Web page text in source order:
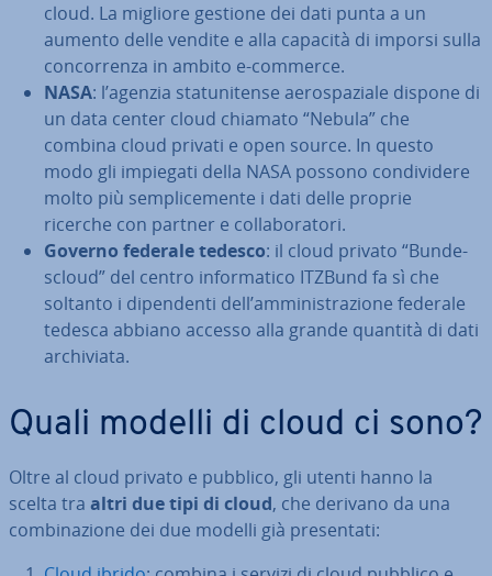
cloud. La migliore gestione dei dati punta a un
aumento delle vendite e alla capacità di imporsi sulla
con­cor­ren­za in ambito e-commerce.
NASA: l’agenzia sta­tu­ni­ten­se ae­ro­spa­zia­le dispone di
un data center cloud chiamato “Nebula” che
combina cloud privati e open source. In questo
modo gli impiegati della NASA possono con­di­vi­de­re
molto più sem­pli­ce­men­te i dati delle proprie
ricerche con partner e col­la­bo­ra­to­ri.
Governo federale tedesco: il cloud privato “Bun­de­
scloud” del centro in­for­ma­ti­co ITZBund fa sì che
soltanto i di­pen­den­ti dell’am­mi­ni­stra­zio­ne federale
tedesca abbiano accesso alla grande quantità di dati
ar­chi­via­ta.
Quali modelli di cloud ci sono?
Oltre al cloud privato e pubblico, gli utenti hanno la
scelta tra altri due tipi di cloud, che derivano da una
com­bi­na­zio­ne dei due modelli già pre­sen­ta­ti: